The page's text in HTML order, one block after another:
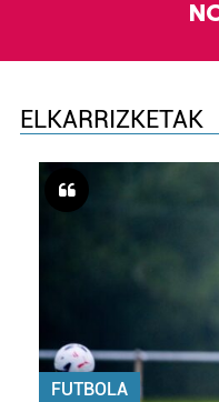
ELKARRIZKETAK
FUTBOLA